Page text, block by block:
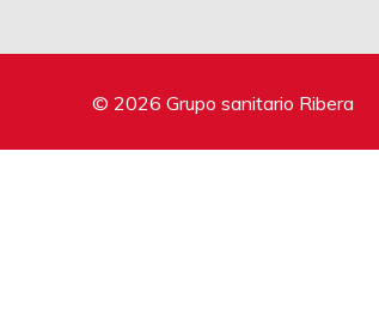
© 2026 Grupo sanitario Ribera